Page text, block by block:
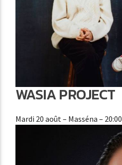
WASIA PROJECT
Mardi 20 août– Masséna – 20:00